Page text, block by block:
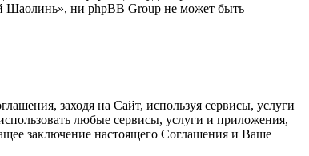
Шаолинь», ни phpBB Group не может быть
заходя на Сайт, используя сервисы, услуги
любые сервисы, услуги и приложения,
заключение настоящего Соглашения и Ваше